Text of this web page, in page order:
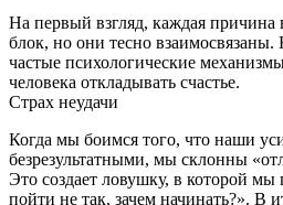
На первый взгляд, каждая причина
блок, но они тесно
частые психологические
человека откладывать счастье.
Страх неудачи
Когда мы боимся того, что наши
безрезультатными, мы склонны
Это создает ловушку, в которой
пойти не так, зачем начинать?». В